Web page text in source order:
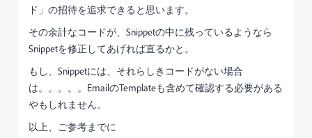
ド」の招待を追求できると思います。
その余計なコードが、Snippetの中に残っているようなら
Snippetを修正してあげれば直るかと。
もし、Snippetには、それらしきコードがない場合
は。。。。。EmailのTemplateも含めて確認する必要がある
やもしれません。
以上、ご参考までに